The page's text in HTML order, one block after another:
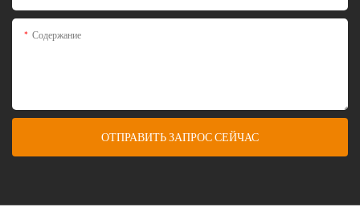
Содержание
ОТПРАВИТЬ ЗАПРОС СЕЙЧАС